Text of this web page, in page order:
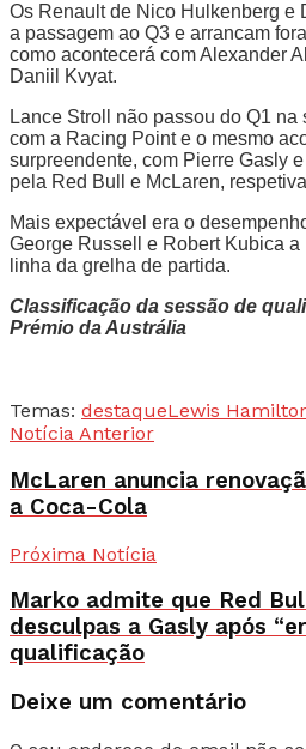
Os Renault de Nico Hulkenberg e
a passagem ao Q3 e arrancam
como acontecerá com Alexander
Daniil Kvyat.
Lance Stroll não passou do Q1
com a Racing Point e o mesmo
surpreendente, com Pierre Gasly
pela Red Bull e McLaren,
Mais expectável era o
George Russell e Robert Kubica
linha da grelha de partida.
Classificação da sessão de
Prémio da Austrália
Temas: destaqueLewis
Notícia Anterior
McLaren anuncia
a Coca-Cola
Próxima Notícia
Marko admite que Red
desculpas a Gasly após
qualificação
Deixe um comentário